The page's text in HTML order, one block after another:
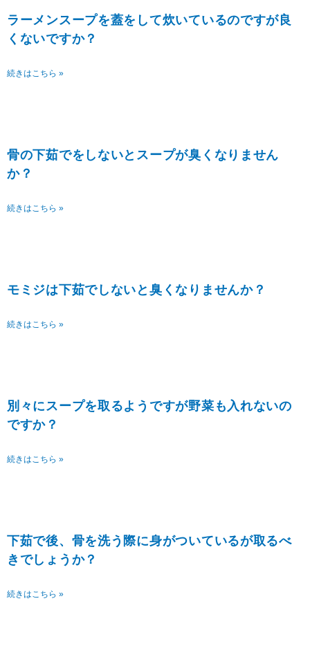
ラーメンスープを蓋をして炊いているのですが良
くないですか？
続きはこちら »
骨の下茹でをしないとスープが臭くなりません
か？
続きはこちら »
モミジは下茹でしないと臭くなりませんか？
続きはこちら »
別々にスープを取るようですが野菜も入れないの
ですか？
続きはこちら »
下茹で後、骨を洗う際に身がついているが取るべ
きでしょうか？
続きはこちら »